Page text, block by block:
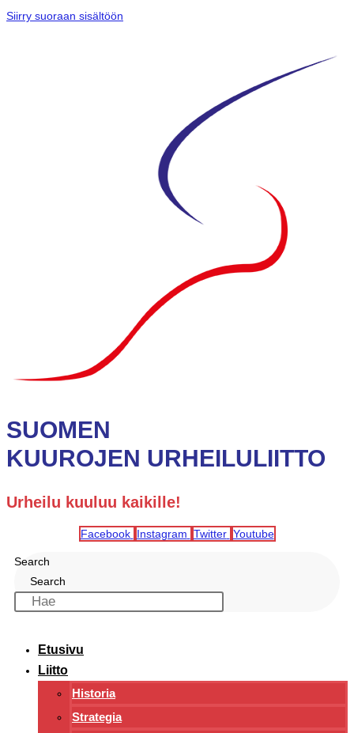
Siirry suoraan sisältöön
SUOMEN
KUUROJEN URHEILULIITTO
Urheilu kuuluu kaikille!
Facebook Instagram Twitter Youtube
Search
Search
Etusivu
Liitto
Historia
Strategia